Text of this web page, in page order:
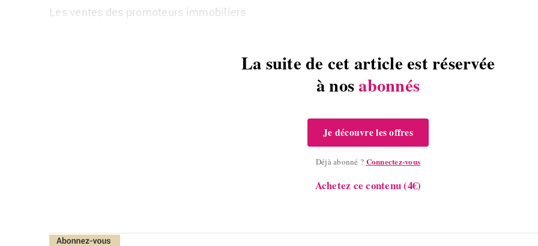
Les ventes des promoteurs immobiliers
La suite de cet article est réservée
à nosabonnés
Je découvre les offres
Déjà abonné ? Connectez-vous
Achetez ce contenu (4€)